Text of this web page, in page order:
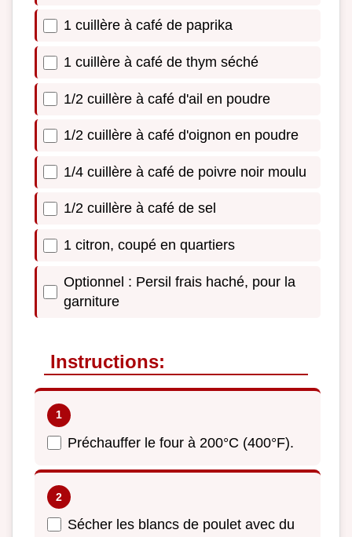
1 cuillère à café de paprika
1 cuillère à café de thym séché
1/2 cuillère à café d'ail en poudre
1/2 cuillère à café d'oignon en poudre
1/4 cuillère à café de poivre noir moulu
1/2 cuillère à café de sel
1 citron, coupé en quartiers
Optionnel : Persil frais haché, pour la
garniture
Instructions:
Préchauffer le four à 200°C (400°F).
Sécher les blancs de poulet avec du